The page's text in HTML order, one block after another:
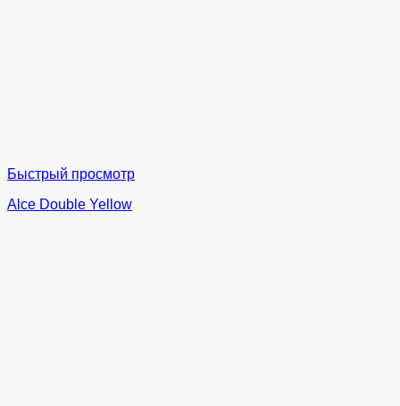
Быстрый просмотр
Alce Double Yellow